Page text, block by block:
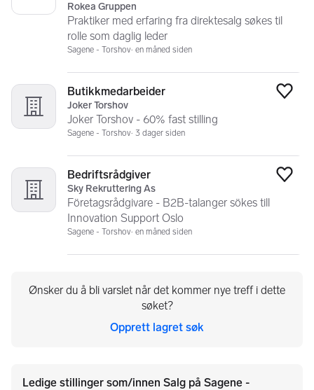
nsern
Rokea Gruppen
Praktiker med erfaring fra direktesalg søkes til
rolle som daglig leder
Sagene - Torshov en måned siden
Butikkmedarbeider
Joker Torshov
Joker Torshov - 60% fast stilling
Sagene - Torshov 3 dager siden
Bedriftsrådgiver
Sky Rekruttering As
Företagsrådgivare - B2B-talanger sökes till
Innovation Support Oslo
Sagene - Torshov en måned siden
Ønsker du å bli varslet når det kommer nye treff i dette
søket?
Opprett lagret søk
Ledige stillinger som/innen Salg på Sagene -